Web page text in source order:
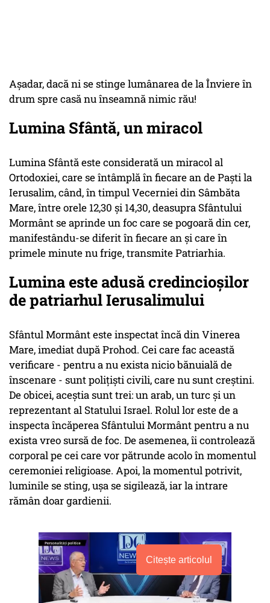
Așadar, dacă ni se stinge lumânarea de la Înviere în
drum spre casă nu înseamnă nimic rău!
Lumina Sfântă, un miracol
Lumina Sfântă este considerată un miracol al
Ortodoxiei, care se întâmplă în fiecare an de Paşti la
Ierusalim, când, în timpul Vecerniei din Sâmbăta
Mare, între orele 12,30 şi 14,30, deasupra Sfântului
Mormânt se aprinde un foc care se pogoară din cer,
manifestându-se diferit în fiecare an şi care în
primele minute nu frige, transmite Patriarhia.
Lumina este adusă credincioşilor
de patriarhul Ierusalimului
Sfântul Mormânt este inspectat încă din Vinerea
Mare, imediat după Prohod. Cei care fac această
verificare - pentru a nu exista nicio bănuială de
înscenare - sunt poliţişti civili, care nu sunt creştini.
De obicei, aceştia sunt trei: un arab, un turc şi un
reprezentant al Statului Israel. Rolul lor este de a
inspecta încăperea Sfântului Mormânt pentru a nu
exista vreo sursă de foc. De asemenea, îi controlează
corporal pe cei care vor pătrunde acolo în momentul
ceremoniei religioase. Apoi, la momentul potrivit,
luminile se sting, uşa se sigilează, iar la intrare
rămân doar gardienii.
Citește articolul